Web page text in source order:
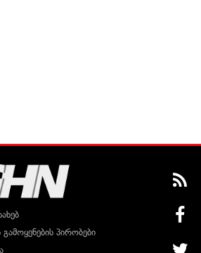
პირობები